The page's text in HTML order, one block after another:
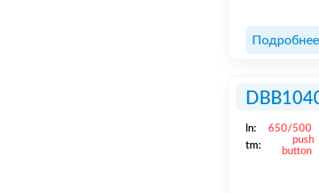
Подробнее
ln:
650/500
tm:
push
button